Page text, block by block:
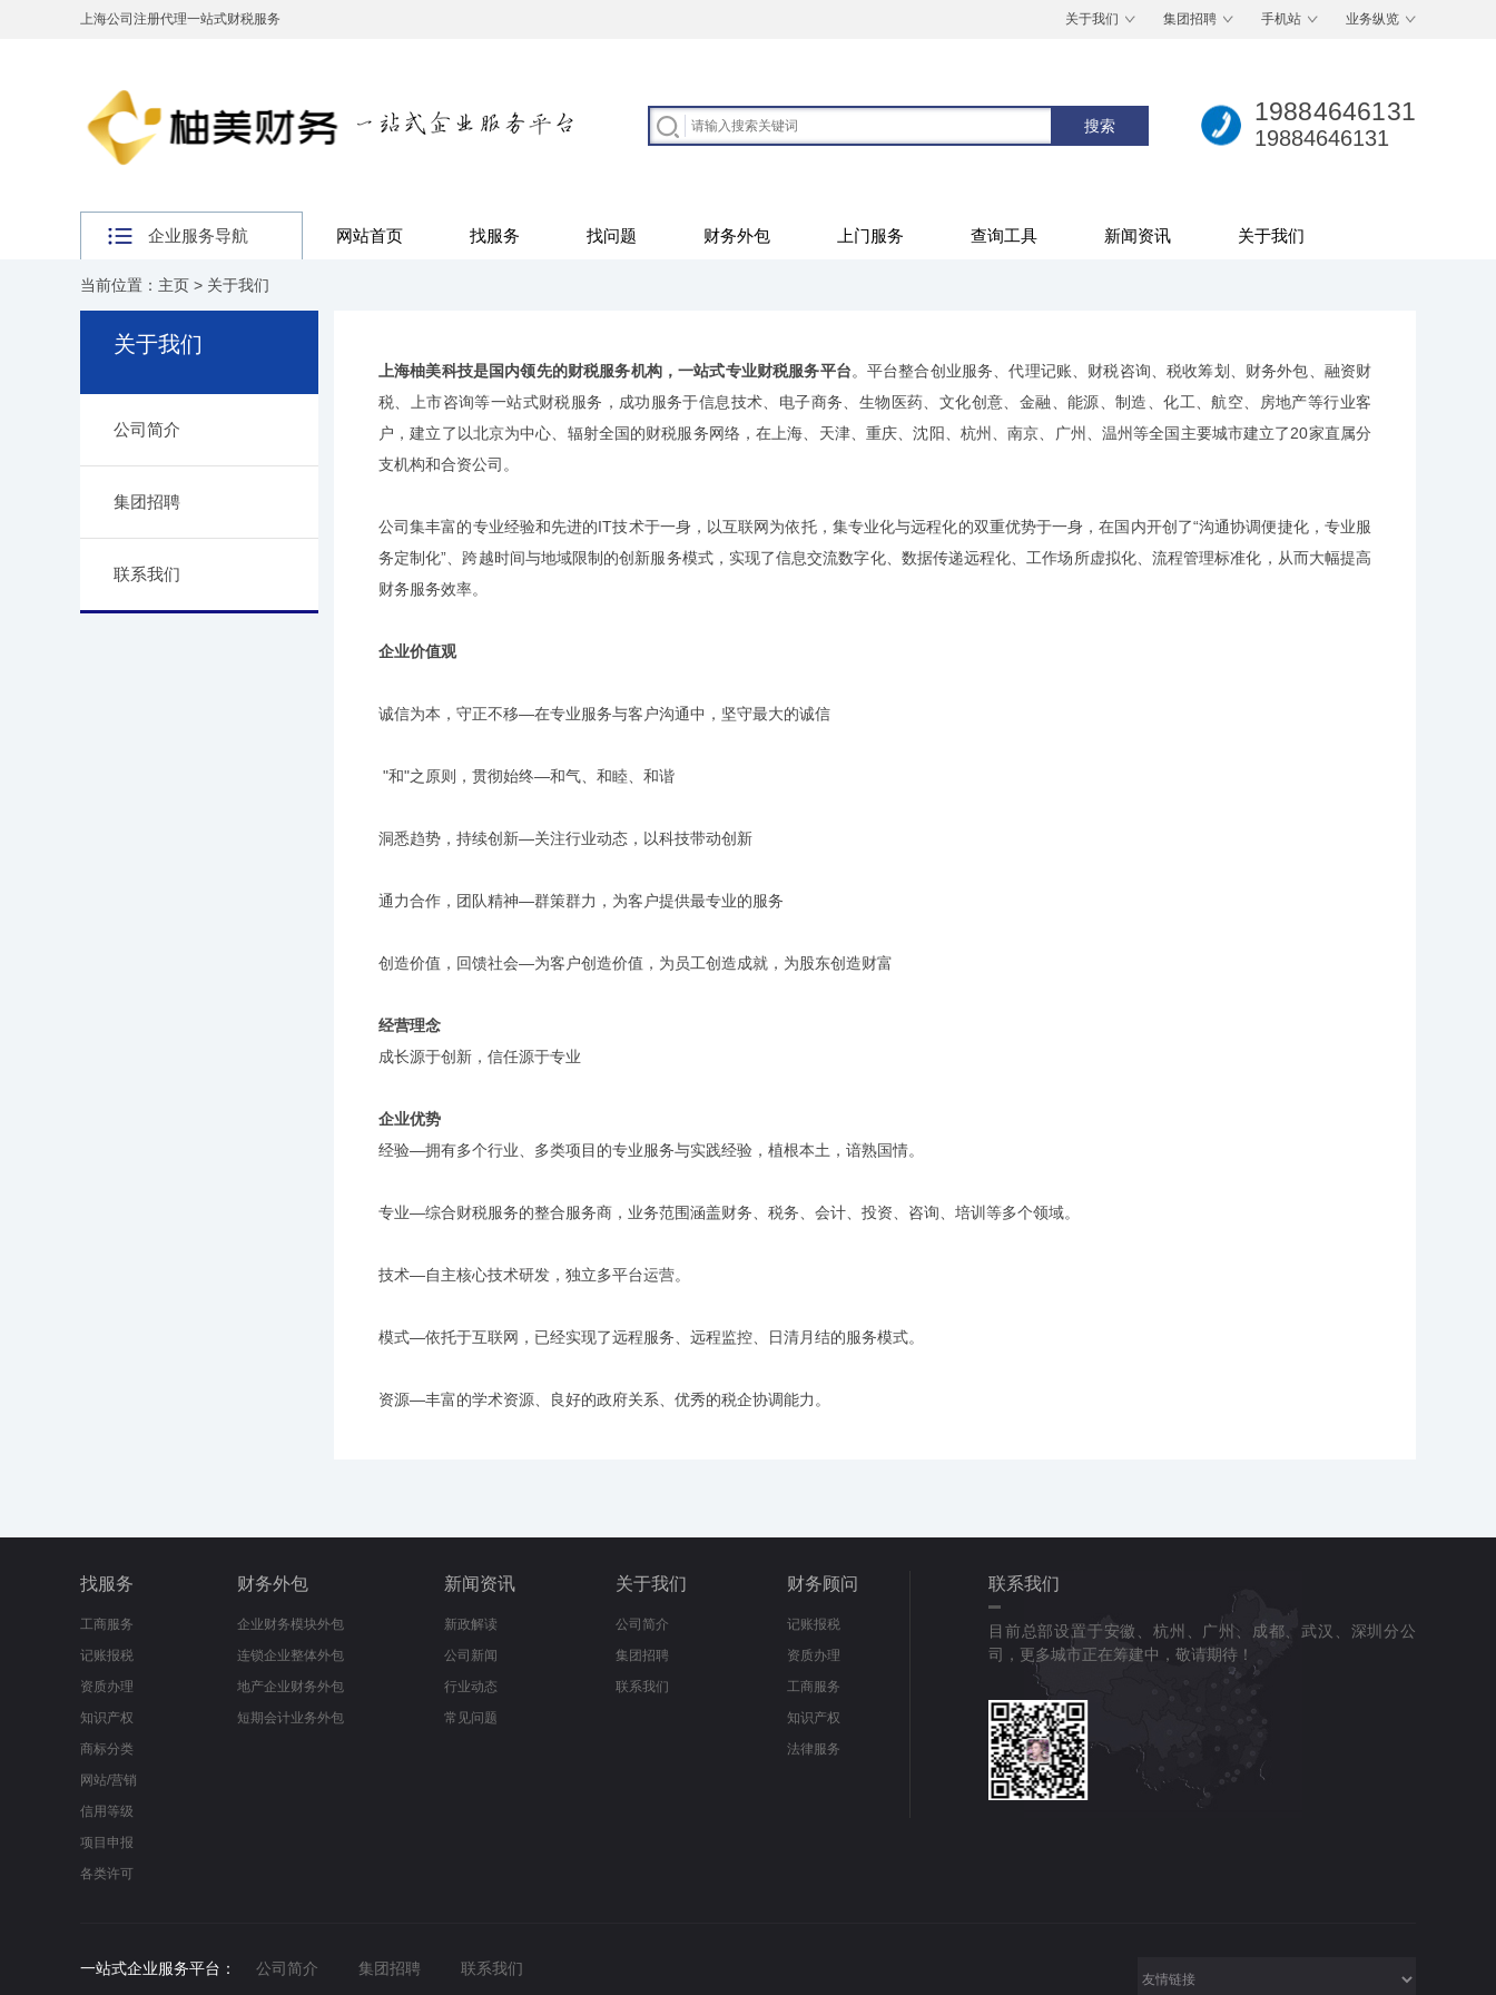
上海公司注册代理一站式财税服务 关于我们 集团招聘 手机站 业务纵览
19884646131
19884646131
企业服务导航 网站首页 找服务 找问题 财务外包 上门服务 查询工具 新闻资讯 关于我们
当前位置： 主页 > 关于我们
关于我们
公司简介
集团招聘
联系我们
上海柚美科技是国内领先的财税服务机构，一站式专业财税服务平台。平台整合创业服务、代理记账、财税咨询、税收筹划、财务外包、融资财
税、上市咨询等一站式财税服务，成功服务于信息技术、电子商务、生物医药、文化创意、金融、能源、制造、化工、航空、房地产等行业客
户，建立了以北京为中心、辐射全国的财税服务网络，在上海、天津、重庆、沈阳、杭州、南京、广州、温州等全国主要城市建立了20家直属分
支机构和合资公司。
公司集丰富的专业经验和先进的IT技术于一身，以互联网为依托，集专业化与远程化的双重优势于一身，在国内开创了“沟通协调便捷化，专业服
务定制化”、跨越时间与地域限制的创新服务模式，实现了信息交流数字化、数据传递远程化、工作场所虚拟化、流程管理标准化，从而大幅提高
财务服务效率。
企业价值观
诚信为本，守正不移—在专业服务与客户沟通中，坚守最大的诚信
"和"之原则，贯彻始终—和气、和睦、和谐
洞悉趋势，持续创新—关注行业动态，以科技带动创新
通力合作，团队精神—群策群力，为客户提供最专业的服务
创造价值，回馈社会—为客户创造价值，为员工创造成就，为股东创造财富
经营理念
成长源于创新，信任源于专业
企业优势
经验—拥有多个行业、多类项目的专业服务与实践经验，植根本土，谙熟国情。
专业—综合财税服务的整合服务商，业务范围涵盖财务、税务、会计、投资、咨询、培训等多个领域。
技术—自主核心技术研发，独立多平台运营。
模式—依托于互联网，已经实现了远程服务、远程监控、日清月结的服务模式。
资源—丰富的学术资源、良好的政府关系、优秀的税企协调能力。
找服务
工商服务
记账报税
资质办理
知识产权
商标分类
网站/营销
信用等级
项目申报
各类许可
财务外包
企业财务模块外包
连锁企业整体外包
地产企业财务外包
短期会计业务外包
新闻资讯
新政解读
公司新闻
行业动态
常见问题
关于我们
公司简介
集团招聘
联系我们
财务顾问
记账报税
资质办理
工商服务
知识产权
法律服务
联系我们
目前总部设置于安徽、杭州、广州、成都、武汉、深圳分公
司，更多城市正在筹建中，敬请期待！
一站式企业服务平台： 公司简介 集团招聘 联系我们